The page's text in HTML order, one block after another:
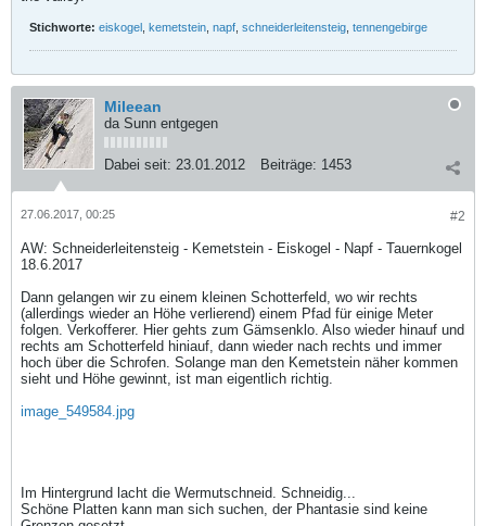
Stichworte: eiskogel kemetstein napf schneiderleitensteig tennengebirge
Mileean
da Sunn entgegen
Dabei seit: 23.01.2012 Beiträge: 1453
#2
27.06.2017, 00:25
AW: Schneiderleitensteig - Kemetstein - Eiskogel - Napf - Tauernkogel
18.6.2017
Dann gelangen wir zu einem kleinen Schotterfeld, wo wir rechts
(allerdings wieder an Höhe verlierend) einem Pfad für einige Meter
folgen. Verkofferer. Hier gehts zum Gämsenklo. Also wieder hinauf und
rechts am Schotterfeld hiniauf, dann wieder nach rechts und immer
hoch über die Schrofen. Solange man den Kemetstein näher kommen
sieht und Höhe gewinnt, ist man eigentlich richtig.
image_549584.jpg
Im Hintergrund lacht die Wermutschneid. Schneidig...
Schöne Platten kann man sich suchen, der Phantasie sind keine